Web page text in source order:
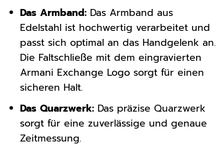
Das Armband:Das Armband aus
Edelstahl ist hochwertig verarbeitet und
passt sich optimal an das Handgelenk an.
Die Faltschließe mit dem eingravierten
Armani Exchange Logo sorgt für einen
sicheren Halt.
Das Quarzwerk:Das präzise Quarzwerk
sorgt für eine zuverlässige und genaue
Zeitmessung.